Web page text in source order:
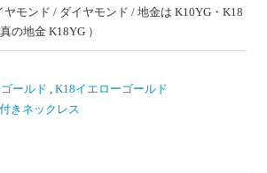
モンド / ダイヤモンド / 地金は K10YG・K18
の地金 K18YG ）
ールド ,K18イエローゴールド
きネックレス